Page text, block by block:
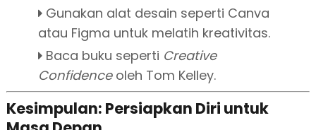
Gunakan alat desain seperti Canva
atau Figma untuk melatih kreativitas.
Baca buku seperti Creative
Confidenceoleh Tom Kelley.
Kesimpulan: Persiapkan Diri untuk